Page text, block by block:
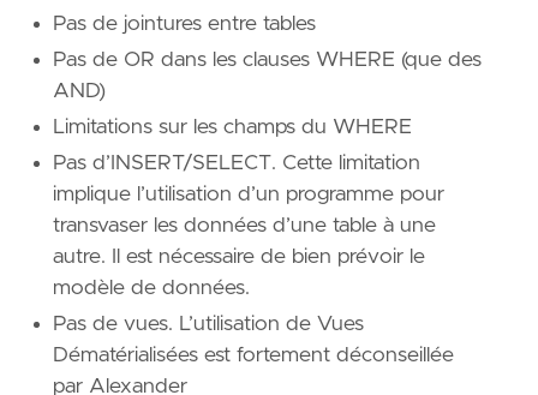
Pas de jointures entre tables
Pas de OR dans les clauses WHERE (que des
AND)
Limitations sur les champs du WHERE
Pas d’INSERT/SELECT. Cette limitation
implique l’utilisation d’un programme pour
transvaser les données d’une table à une
autre. Il est nécessaire de bien prévoir le
modèle de données.
Pas de vues. L’utilisation de Vues
Dématérialisées est fortement déconseillée
par Alexander